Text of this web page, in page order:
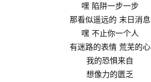
嘿 陷阱一步一步
那看似遥远的 末日消息
嘿 不止你一个人
有迷路的表情 荒芜的心
我的恐惧来自
想像力的匮乏